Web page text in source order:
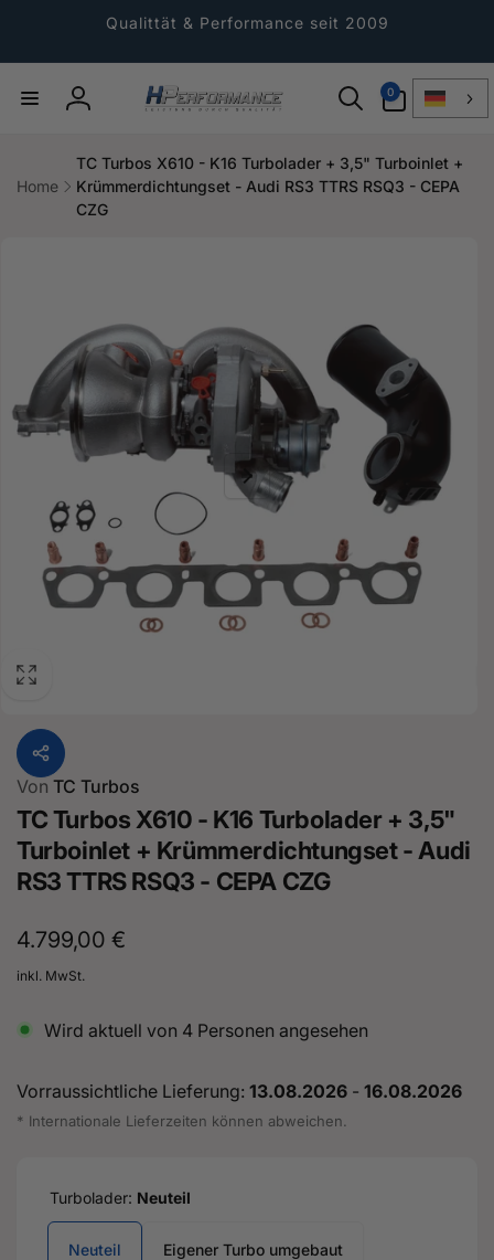
Qualittät & Performance seit 2009
Einloggen
0
Artikel
Home
TC Turbos X610 - K16 Turbolader + 3,5" Turboinlet +
Krümmerdichtungset - Audi RS3 TTRS RSQ3 - CEPA
CZG
Von TC Turbos
TC Turbos X610 - K16 Turbolader + 3,5"
Turboinlet + Krümmerdichtungset - Audi
RS3 TTRS RSQ3 - CEPA CZG
Normaler
Preis
4.799,00 €
inkl. MwSt.
Wird aktuell von 4 Personen angesehen
Vorraussichtliche Lieferung: 13.08.2026 - 16.08.2026
* Internationale Lieferzeiten können abweichen.
Turbolader: Neuteil
Neuteil Eigener Turbo umgebaut